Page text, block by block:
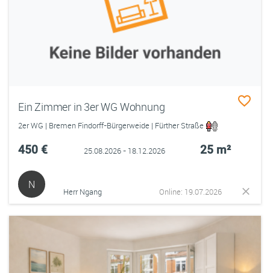
Ein Zimmer in 3er WG Wohnung
2er WG | Bremen Findorff-Bürgerweide | Fürther Straße
450 € 25.08.2026 - 18.12.2026 25 m²
N
Herr Ngang Online: 19.07.2026